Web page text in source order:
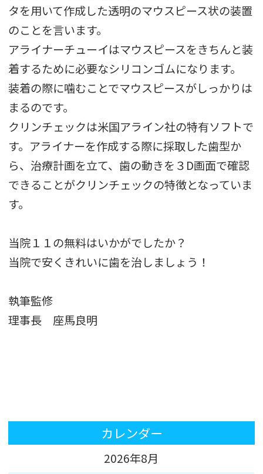
タを用いて作成した透明のマウスピース状の装置
のことを言います。
アライナーチューイはマウスピースをきちんと装
着するために必要なシリコンゴムになります。
装着の際に噛むことでマウスピースがしっかりは
まるのです。
クリンチェックは米国アライン社の特有ソフトで
す。アライナーを作成する際に採取した歯型か
ら、治療計画を立て、歯の動きを３D画面で確認
できることがクリンチェックの特徴となっていま
す。
当院１１の無料はいかがでしたか？
当院で安くきれいに歯を治しましょう！
執筆監修
理事長 座馬良明
カレンダー
2026年8月